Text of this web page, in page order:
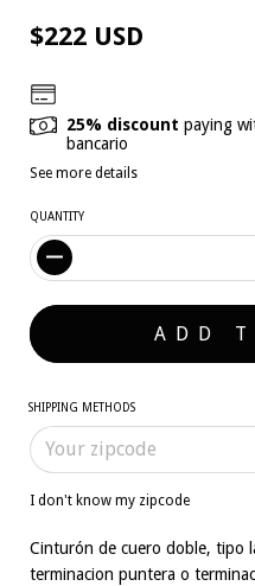
$222 USD
25% discount paying
bancario
See more details
QUANTITY
SHIPPING METHODS
I don't know my zipcode
Cinturón de cuero doble, tipo
terminacion puntera o